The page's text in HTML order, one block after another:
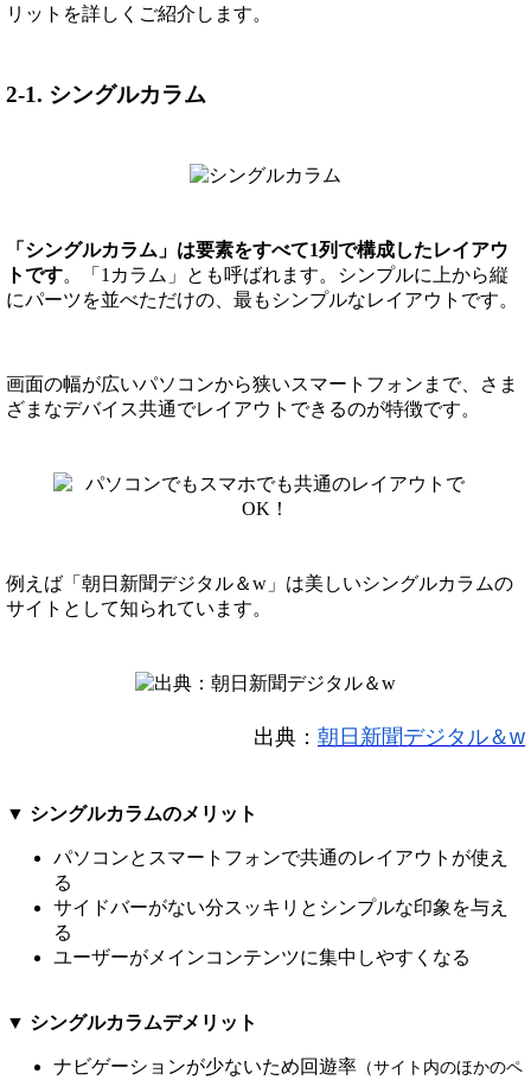
リットを詳しくご紹介します。
2-1. シングルカラム
「シングルカラム」は要素をすべて1列で構成したレイアウ
トです。「1カラム」とも呼ばれます。シンプルに上から縦
にパーツを並べただけの、最もシンプルなレイアウトです。
画面の幅が広いパソコンから狭いスマートフォンまで、さま
ざまなデバイス共通でレイアウトできるのが特徴です。
例えば「朝日新聞デジタル＆w」は美しいシングルカラムの
サイトとして知られています。
出典： 朝日新聞デジタル＆w
▼ シングルカラムのメリット
パソコンとスマートフォンで共通のレイアウトが使え
る
サイドバーがない分スッキリとシンプルな印象を与え
る
ユーザーがメインコンテンツに集中しやすくなる
▼ シングルカラムデメリット
ナビゲーションが少ないため回遊率 （サイト内のほかのペ